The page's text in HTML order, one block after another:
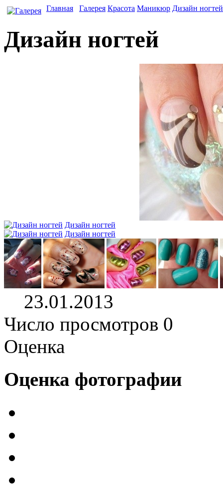
Главная Галерея Красота Маникюр Дизайн ногтей
Дизайн ногтей
Дизайн ногтей
Дизайн ногтей
23.01.2013
Число просмотров 0
Оценка
Оценка фотографии